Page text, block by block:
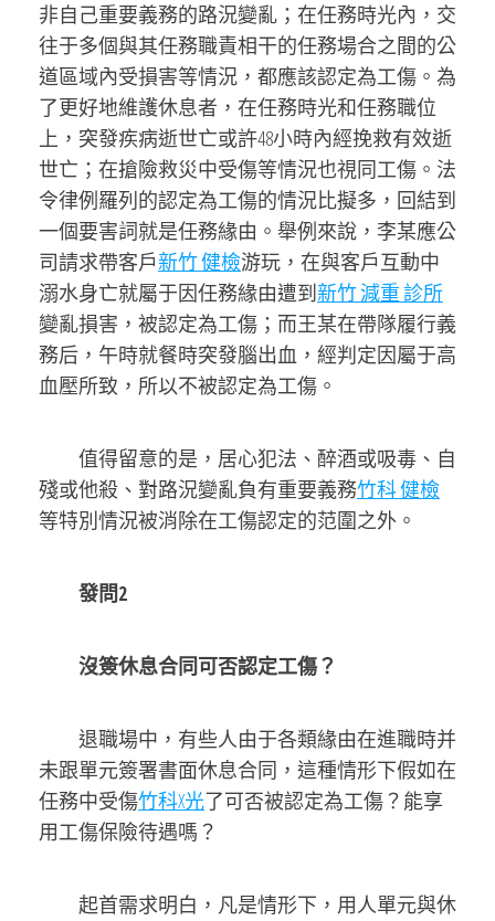
非自己重要義務的路況變亂；在任務時光內，交
往于多個與其任務職責相干的任務場合之間的公
道區域內受損害等情況，都應該認定為工傷。為
了更好地維護休息者，在任務時光和任務職位
上，突發疾病逝世亡或許48小時內經挽救有效逝
世亡；在搶險救災中受傷等情況也視同工傷。法
令律例羅列的認定為工傷的情況比擬多，回結到
一個要害詞就是任務緣由。舉例來說，李某應公
司請求帶客戶新竹 健檢游玩，在與客戶互動中
溺水身亡就屬于因任務緣由遭到新竹 減重 診所
變亂損害，被認定為工傷；而王某在帶隊履行義
務后，午時就餐時突發腦出血，經判定因屬于高
血壓所致，所以不被認定為工傷。
值得留意的是，居心犯法、醉酒或吸毒、自
殘或他殺、對路況變亂負有重要義務竹科 健檢
等特別情況被消除在工傷認定的范圍之外。
發問2
沒簽休息合同可否認定工傷？
退職場中，有些人由于各類緣由在進職時并
未跟單元簽署書面休息合同，這種情形下假如在
任務中受傷竹科X光了可否被認定為工傷？能享
用工傷保險待遇嗎？
起首需求明白，凡是情形下，用人單元與休